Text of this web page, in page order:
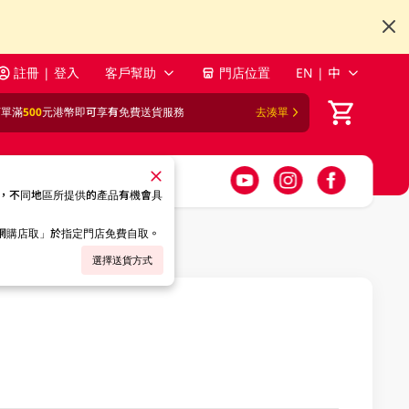
註冊 | 登入 客戶幫助 門店位置 EN | 中
滿500元港幣即可享有免費送貨服務 去湊單
不同地區所提供的產品有機會具
店取」於指定門店免費自取。
選擇送貨方式